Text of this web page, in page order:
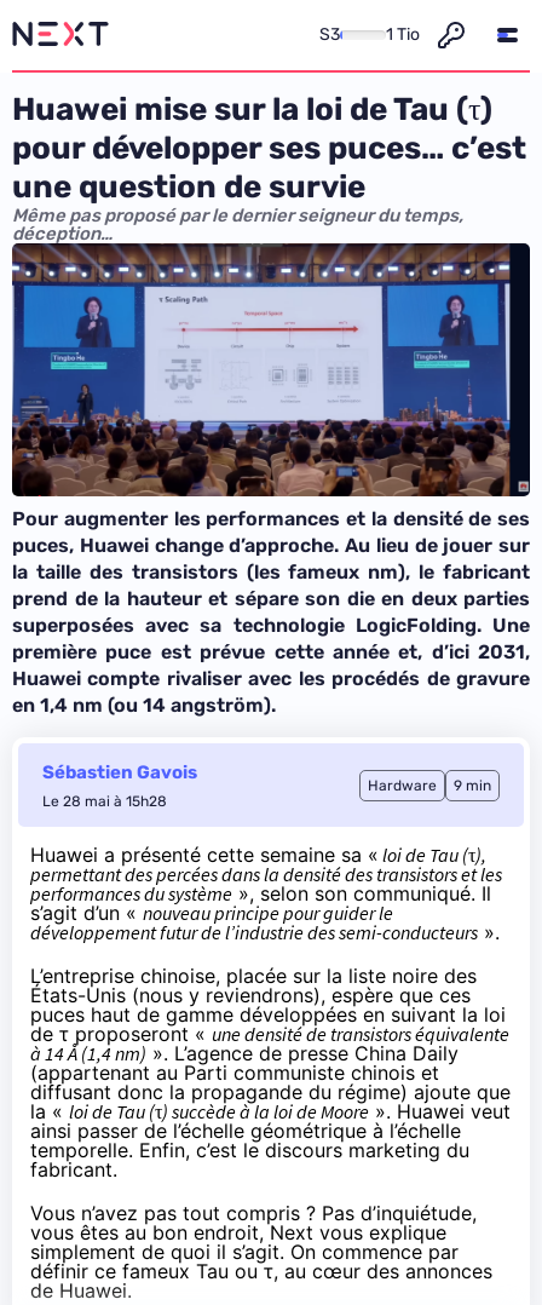
S3 1 Tio
Huawei mise sur la loi de Tau (τ)
pour développer ses puces… c’est
une question de survie
Même pas proposé par le dernier seigneur du temps,
déception…
Pour augmenter les performances et la densité de ses
puces, Huawei change d’approche. Au lieu de jouer sur
la taille des transistors (les fameux nm), le fabricant
prend de la hauteur et sépare son die en deux parties
superposées avec sa technologie LogicFolding. Une
première puce est prévue cette année et, d’ici 2031,
Huawei compte rivaliser avec les procédés de gravure
en 1,4 nm (ou 14 angström).
Sébastien Gavois
Le 28 mai à 15h28
Hardware 9 min
Huawei a présenté cette semaine sa « loi de Tau (τ),
permettant des percées dans la densité des transistors et les
performances du système », selon son communiqué. Il
s’agit d’un « nouveau principe pour guider le
développement futur de l’industrie des semi-conducteurs ».
L’entreprise chinoise, placée sur la liste noire des
États-Unis (nous y reviendrons), espère que ces
puces haut de gamme développées en suivant la loi
de τ proposeront « une densité de transistors équivalente
à 14 Å (1,4 nm) ». L’agence de presse China Daily
(appartenant au Parti communiste chinois et
diffusant donc la propagande du régime) ajoute que
la « loi de Tau (τ) succède à la loi de Moore ». Huawei veut
ainsi passer de l’échelle géométrique à l’échelle
temporelle. Enfin, c’est le discours marketing du
fabricant.
Vous n’avez pas tout compris ? Pas d’inquiétude,
vous êtes au bon endroit, Next vous explique
simplement de quoi il s’agit. On commence par
définir ce fameux Tau ou τ, au cœur des annonces
de Huawei.